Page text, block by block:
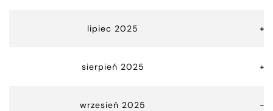
lipiec 2025
sierpień 2025
wrzesień 2025 -